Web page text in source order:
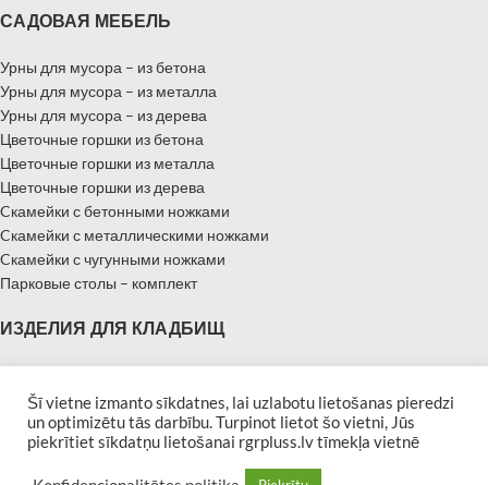
САДОВАЯ МЕБЕЛЬ
Урны для мусора – из бетона
Урны для мусора – из металла
Урны для мусора – из дерева
Цветочные горшки из бетона
Цветочные горшки из металла
Цветочные горшки из дерева
Cкамейки с бетонными ножками
Cкамейки с металлическими ножками
Cкамейки с чугунными ножками
Парковые столы – комплект
ИЗДЕЛИЯ ДЛЯ КЛАДБИЩ
Памятники – Мемориальные плиты
Бордюры для могил
Скамейки для кладбищ
RGR PLUSS 2019 All rights reserved| Developed by
Šī vietne izmanto sīkdatnes, lai uzlabotu lietošanas pieredzi
un optimizētu tās darbību. Turpinot lietot šo vietni, Jūs
piekrītiet sīkdatņu lietošanai rgrpluss.lv tīmekļa vietnē